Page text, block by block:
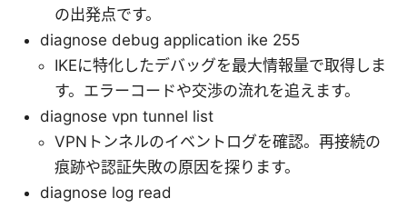
の出発点です。
diagnose debug application ike 255
IKEに特化したデバッグを最大情報量で取得しま
す。エラーコードや交渉の流れを追えます。
diagnose vpn tunnel list
VPNトンネルのイベントログを確認。再接続の
痕跡や認証失敗の原因を探ります。
diagnose log read